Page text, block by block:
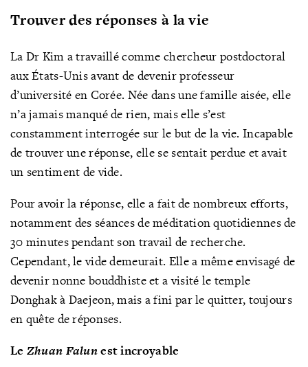
Trouver des réponses à la vie
La Dr Kim a travaillé comme chercheur postdoctoral
aux États-Unis avant de devenir professeur
d’université en Corée. Née dans une famille aisée, elle
n’a jamais manqué de rien, mais elle s’est
constamment interrogée sur le but de la vie. Incapable
de trouver une réponse, elle se sentait perdue et avait
un sentiment de vide.
Pour avoir la réponse, elle a fait de nombreux efforts,
notamment des séances de méditation quotidiennes de
30 minutes pendant son travail de recherche.
Cependant, le vide demeurait. Elle a même envisagé de
devenir nonne bouddhiste et a visité le temple
Donghak à Daejeon, mais a fini par le quitter, toujours
en quête de réponses.
Le Zhuan Falunest incroyable